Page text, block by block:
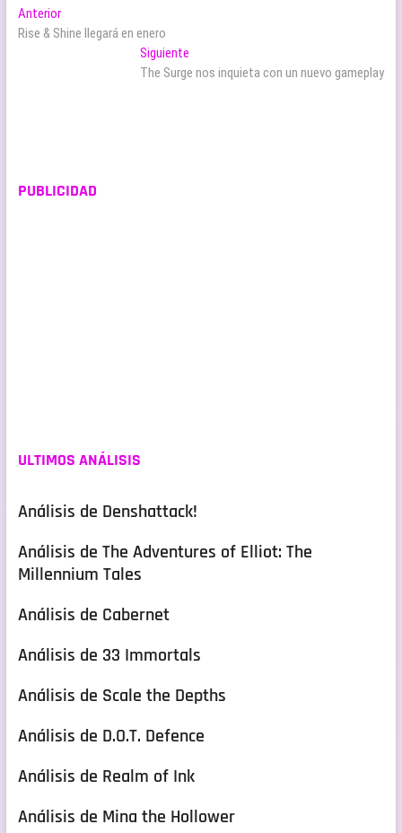
Navegación
de
AnteriorEntrada
anterior:
Rise & Shine llegará en enero
Siguiente
siguiente:
The Surge nos inquieta con un nuevo gameplay
PUBLICIDAD
ULTIMOS ANÁLISIS
Análisis de Denshattack!
Análisis de The Adventures of Elliot: The
Millennium Tales
Análisis de Cabernet
Análisis de 33 Immortals
Análisis de Scale the Depths
Análisis de D.O.T. Defence
Análisis de Realm of Ink
Análisis de Mina the Hollower